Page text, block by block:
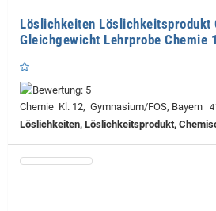
Löslichkeiten Löslichkeitsprodukt
Gleichgewicht Lehrprobe Chemie
Chemie Kl. 12, Gymnasium/FOS, Bayern
Löslichkeiten, Löslichkeitsprodukt,